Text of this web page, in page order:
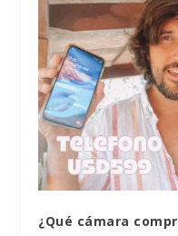
¿Qué cámara